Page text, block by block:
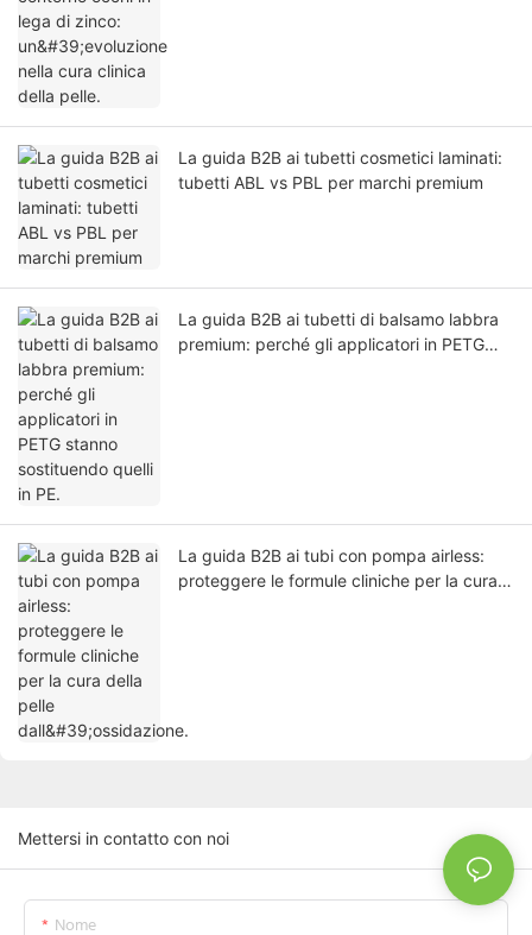
La guida B2B ai tubetti cosmetici laminati:
tubetti ABL vs PBL per marchi premium
La guida B2B ai tubetti di balsamo labbra
premium: perché gli applicatori in PETG
La guida B2B ai tubi con pompa airless:
proteggere le formule cliniche per la cura
Mettersi in contatto con noi
Nome